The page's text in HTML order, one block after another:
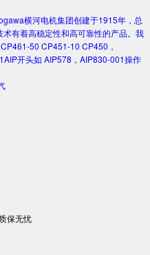
横河电机集团创建于1915年，总
有着高稳定性和高可靠性的产品。我
50 CP451-10 CP450，
开头如 AIP578，AIP830-001操作
保无忧